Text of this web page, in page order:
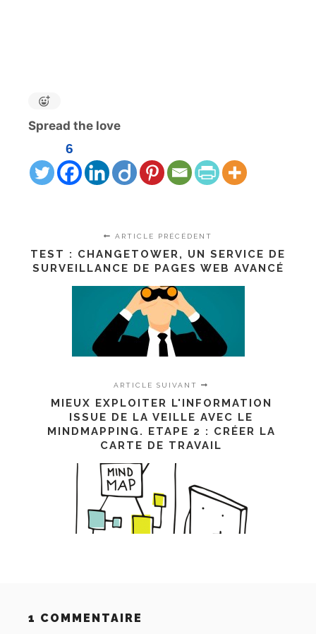
Spread the love
6
ARTICLE PRÉCÉDENT
TEST : CHANGETOWER, UN SERVICE DE
SURVEILLANCE DE PAGES WEB AVANCÉ
ARTICLE SUIVANT
MIEUX EXPLOITER L'INFORMATION
ISSUE DE LA VEILLE AVEC LE
MINDMAPPING. ETAPE 2 : CRÉER LA
CARTE DE TRAVAIL
1 COMMENTAIRE